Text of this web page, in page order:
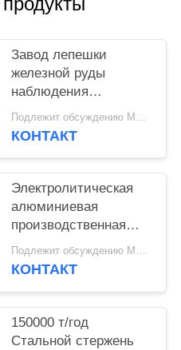
Завод лепешки
железной руды
наблюдения
3000000T/Year с
консультативными
Подлежит обсуждению MOQ:1 набор
КОНТАКТ
Электролитическая
алюминиевая
производственная
линия сборочного
оборудования Rodding
Подлежит обсуждению MOQ:1 НАБОР
КОНТАКТ
150000 т/год
Стальной стержень